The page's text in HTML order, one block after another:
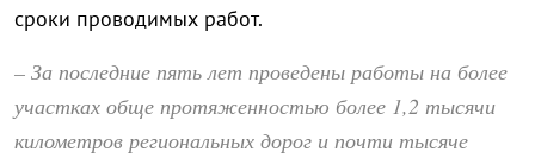
сроки проводимых работ.
– За последние пять лет проведены работы на более
участках обще протяженностью более 1,2 тысячи
километров региональных дорог и почти тысяче